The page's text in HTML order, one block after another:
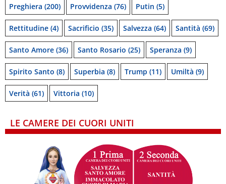
Preghiera (200) Provvidenza (76) Putin (5)
Rettitudine (4) Sacrificio (35) Salvezza (64) Santità (69)
Santo Amore (36) Santo Rosario (25) Speranza (9)
Spirito Santo (8) Superbia (8) Trump (11) Umiltà (9)
Verità (61) Vittoria (10)
LE CAMERE DEI CUORI UNITI